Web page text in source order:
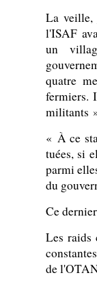
La veille,
l'ISAF
un
quatre
fermiers.
militants
« À ce
tuées, si
parmi
du
Ce
Les raids
de